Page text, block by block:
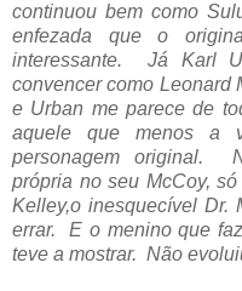
continuou bem como
enfezada que o
interessante. Já Karl
convencer como Leonard
e Urban me parece de
aquele que menos a
personagem original.
própria no seu McCoy,
Kelley,o inesquecível Dr.
errar. E o menino que
teve a mostrar. Não